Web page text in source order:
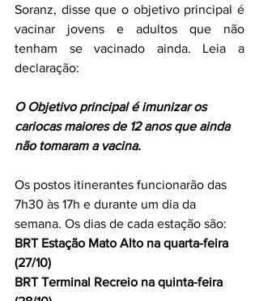
Soranz, disse que o objetivo principal é
vacinar jovens e adultos que não
tenham se vacinado ainda. Leia a
declaração:
O Objetivo principal é imunizar os
cariocas maiores de 12 anos que ainda
não tomaram a vacina.
Os postos itinerantes funcionarão das
7h30 às 17h e durante um dia da
semana. Os dias de cada estação são:
BRT Estação Mato Alto na quarta-feira
(27/10)
BRT Terminal Recreio na quinta-feira